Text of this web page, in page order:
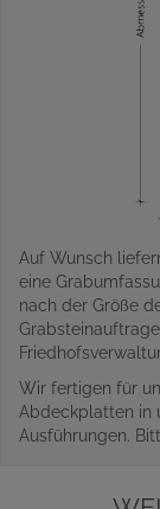
Auf Wunsch
eine
nach der Größe
Wir fertigen für
Abdeckplatten in
Ausführungen.